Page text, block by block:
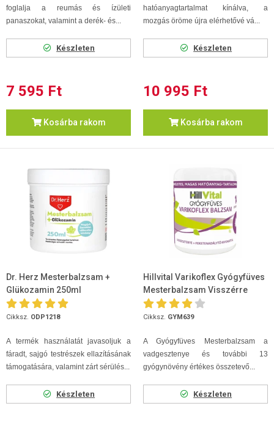
foglalja a reumás és ízületi
panaszokat, valamint a derék- és...
Készleten
7 595 Ft
Kosárba rakom
hatóanyagtartalmat kínálva, a
mozgás öröme újra elérhetővé vá...
Készleten
10 995 Ft
Kosárba rakom
Dr. Herz Mesterbalzsam +
Glükozamin 250ml
Cikksz. ODP1218
A termék használatát javasoljuk a
fáradt, sajgó testrészek ellazításának
támogatására, valamint zárt sérülés...
Készleten
Hillvital Varikoflex Gyógyfüves
Mesterbalzsam Visszérre
250ml
Cikksz. GYM639
A Gyógyfüves Mesterbalzsam a
vadgesztenye és további 13
gyógynövény értékes összetevő...
Készleten